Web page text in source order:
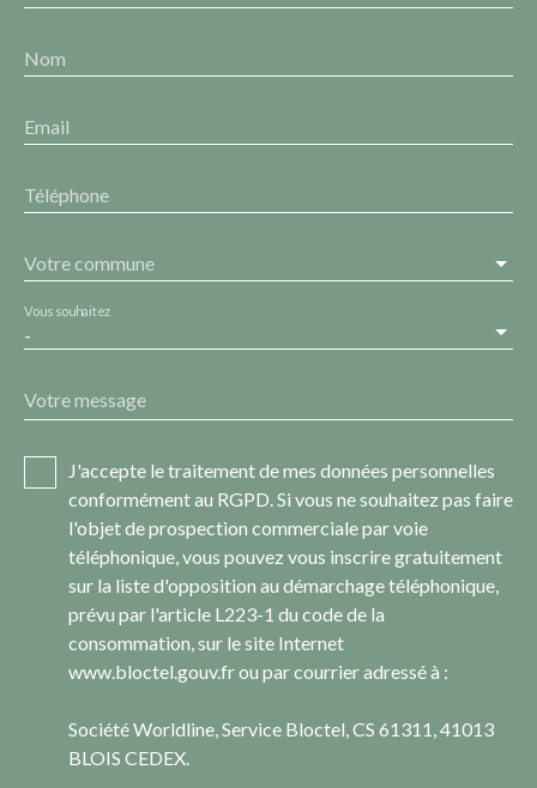
Nom
Email
Téléphone
Votre commune
-
Vous souhaitez
Votre message
J'accepte le traitement de mes données personnelles
conformément au RGPD. Si vous ne souhaitez pas faire
l'objet de prospection commerciale par voie
téléphonique, vous pouvez vous inscrire gratuitement
sur la liste d'opposition au démarchage téléphonique,
prévu par l'article L223-1 du code de la
consommation, sur le site Internet
www.bloctel.gouv.fr ou par courrier adressé à :
Société Worldline, Service Bloctel, CS 61311, 41013
BLOIS CEDEX.